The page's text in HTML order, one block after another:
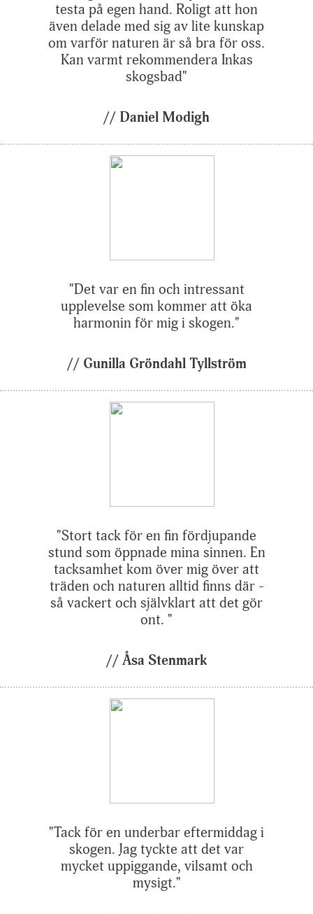
testa på egen hand. Roligt att hon
även delade med sig av lite kunskap
om varför naturen är så bra för oss.
Kan varmt rekommendera Inkas
skogsbad"
// Daniel Modigh
"Det var en fin och intressant
upplevelse som kommer att öka
harmonin för mig i skogen."
// Gunilla Gröndahl Tyllström
"Stort tack för en fin fördjupande
stund som öppnade mina sinnen. En
tacksamhet kom över mig över att
träden och naturen alltid finns där -
så vackert och självklart att det gör
ont. "
// Åsa Stenmark
"Tack för en underbar eftermiddag i
skogen. Jag tyckte att det var
mycket uppiggande, vilsamt och
mysigt."